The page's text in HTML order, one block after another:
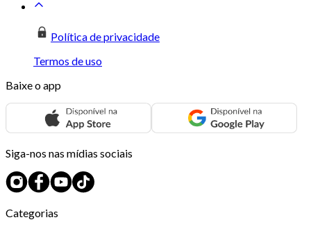
Política de privacidade
Termos de uso
Baixe o app
Siga-nos nas mídias sociais
Categorias